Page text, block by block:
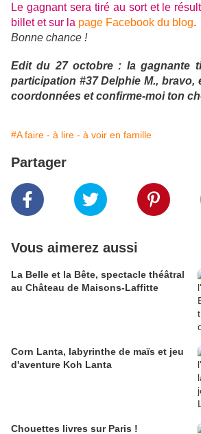
Le gagnant sera tiré au sort et le
billet et sur la page Facebook du blog.
Bonne chance !
Edit du 27 octobre : la gagnante
participation #37 Delphie M., bravo,
coordonnées et confirme-moi ton
#A faire - à lire - à voir en famille
Partager
Vous aimerez aussi
La Belle et la Bête, spectacle théâtral
au Château de Maisons-Laffitte
Corn Lanta, labyrinthe de maïs et jeu
d'aventure Koh Lanta
Chouettes livres sur Paris !